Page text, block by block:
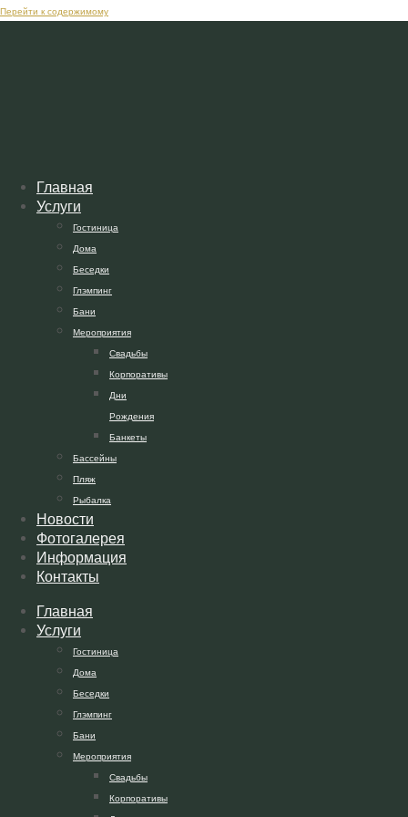
Перейти к содержимому
Главная
Услуги
Гостиница
Дома
Беседки
Глэмпинг
Бани
Мероприятия
Свадьбы
Корпоративы
Дни
Рождения
Банкеты
Бассейны
Пляж
Рыбалка
Новости
Фотогалерея
Информация
Контакты
Главная
Услуги
Гостиница
Дома
Беседки
Глэмпинг
Бани
Мероприятия
Свадьбы
Корпоративы